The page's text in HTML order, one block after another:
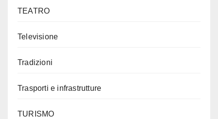
TEATRO
Televisione
Tradizioni
Trasporti e infrastrutture
TURISMO